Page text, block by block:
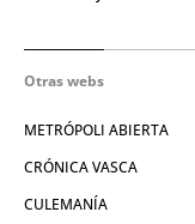
Otras webs
METRÓPOLI ABIERTA
CRÓNICA VASCA
CULEMANÍA